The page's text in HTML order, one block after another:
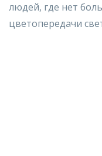
людей, где нет
цветопередачи